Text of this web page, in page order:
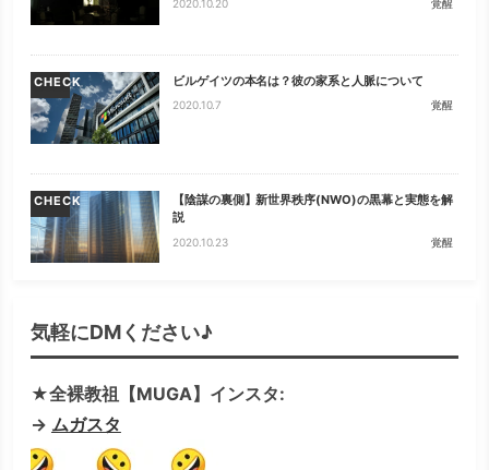
2020.10.20 覚醒
CHECK ビルゲイツの本名は？彼の家系と人脈について
2020.10.7 覚醒
CHECK
【陰謀の裏側】新世界秩序(NWO)の黒幕と実態を解
説
2020.10.23 覚醒
気軽にDMください♪
★全裸教祖【MUGA】インスタ:
→ ムガスタ